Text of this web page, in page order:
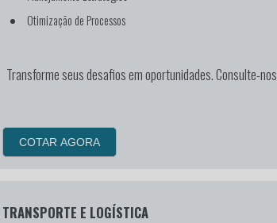
Otimização de Processos
Transforme seus desafios em oportunidades. Consulte-nos
COTAR AGORA
TRANSPORTE E LOGÍSTICA